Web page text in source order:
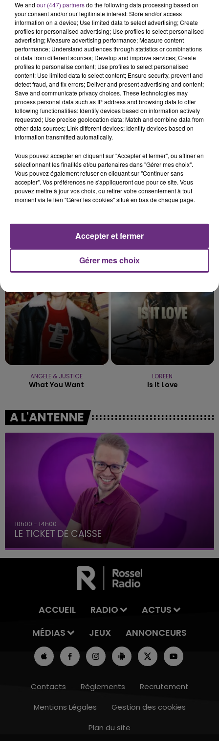
11h37
LA CENTRALE NUCLÉAIRE DE CHOOZ
TOUJOURS À L'ARRÊT
Cela fait déjà une semaine que la centrale
nucléaire ardennaise est à l'arrêt. Une situation
justifiée par la sécheresse intense qui est toujours
présente.
10h16
LE MAGASIN JOUÉCLUB DE REIMS FERME
SES PORTES
rémois. Le magasin JouéClub est contraint de
fermer ses portes.
TITRES DIFFUSÉS
ANGELE & JUSTICE
What You Want
LOREEN
Is It Love
A L'ANTENNE
10h00 - 14h00
LE TICKET DE CAISSE
ACCUEIL RADIO
ACTUS
MÉDIAS
JEUX ANNONCEURS
Contacts Règlements
Recrutement
Mentions Légales
Gestion des cookies
Plan du site
We and our (447) partnersdo the following data processing based on
your consent and/or our legitimate interest: Store and/or access
information on a device; Use limited data to select advertising; Create
profiles for personalised advertising; Use profiles to select personalised
advertising; Measure advertising performance; Measure content
performance; Understand audiences through statistics or combinations
of data from different sources; Develop and improve services; Create
profiles to personalise content; Use profiles to select personalised
content; Use limited data to select content; Ensure security, prevent and
detect fraud, and fix errors; Deliver and present advertising and content;
Save and communicate privacy choices. These technologies may
process personal data such as IP address and browsing data to offer
following functionalities: Identify devices based on information actively
requested; Use precise geolocation data; Match and combine data from
other data sources; Link different devices; Identify devices based on
information transmitted automatically.
Vous pouvez accepter en cliquant sur "Accepter et fermer", ou affiner en
sélectionnant les finalités et/ou partenaires dans "Gérer mes choix".
Vous pouvez également refuser en cliquant sur "Continuer sans
accepter". Vos préférences ne s'appliqueront que pour ce site. Vous
pouvez mettre à jour vos choix, ou retirer votre consentement à tout
moment via le lien "Gérer les cookies" situé en bas de chaque page.
Gérer mes choix
Accepter et fermer